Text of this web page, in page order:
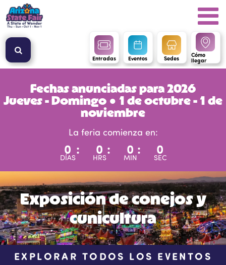
Entradas Eventos Sedes Cómo
llegar
Fechas anunciadas para 2026
Jueves - Domingo ● 1 de octubre - 1 de
noviembre
La feria comienza en:
0
DÍAS
: 0
HRS
: 0
MIN
: 0
SEC
Exposición de conejos y
cunicultura
EXPLORAR TODOS LOS EVENTOS